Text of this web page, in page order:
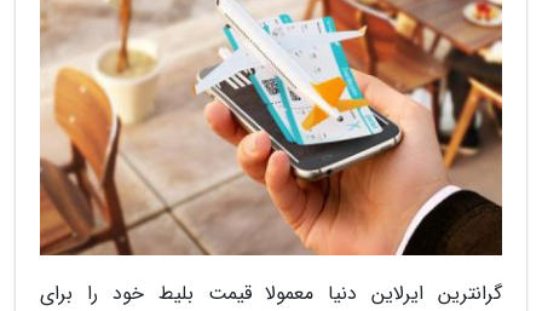
گرانترین ایرلاین دنیا معمولا قیمت بلیط خود را برای